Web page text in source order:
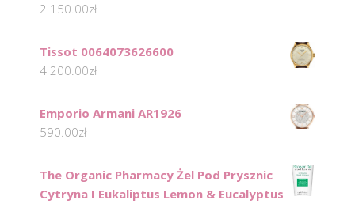
2 150.00zł
Tissot 0064073626600
4 200.00zł
Emporio Armani AR1926
590.00zł
The Organic Pharmacy Żel Pod Prysznic
Cytryna I Eukaliptus Lemon & Eucalyptus